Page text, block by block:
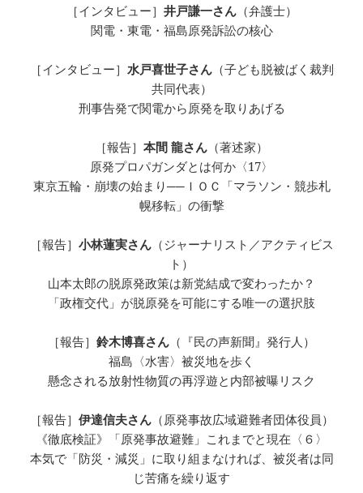
［インタビュー］ 井戸謙一さん（弁護士）
関電・東電・福島原発訴訟の核心
［インタビュー］ 水戸喜世子さん（子ども脱被ばく裁判
共同代表）
刑事告発で関電から原発を取りあげる
［報告］ 本間 龍さん （著述家）
原発プロパガンダとは何か〈17〉
東京五輪・崩壊の始まり──ＩＯＣ「マラソン・競歩札
幌移転」の衝撃
［報告］ 小林蓮実さん（ジャーナリスト／アクティビス
ト）
山本太郎の脱原発政策は新党結成で変わったか？
「政権交代」が脱原発を可能にする唯一の選択肢
［報告］ 鈴木博喜さん （『民の声新聞』発行人）
福島〈水害〉被災地を歩く
懸念される放射性物質の再浮遊と内部被曝リスク
［報告］ 伊達信夫さん（原発事故広域避難者団体役員）
《徹底検証》「原発事故避難」これまでと現在〈６〉
本気で「防災・減災」に取り組まなければ、被災者は同
じ苦痛を繰り返す